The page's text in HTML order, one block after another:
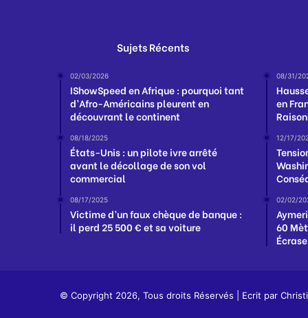
Sujets Récents
02/03/2026
IShowSpeed en Afrique : pourquoi tant
d’Afro-Américains pleurent en
découvrant le continent
08/18/2025
États-Unis : un pilote ivre arrêté
avant le décollage de son vol
commercial
08/17/2025
Victime d’un faux chèque de banque :
il perd 25 500 € et sa voiture
08/31/
en
12/17/
02/02/
60
© Copyright 2026, Tous droits Réservés | Ecrit par